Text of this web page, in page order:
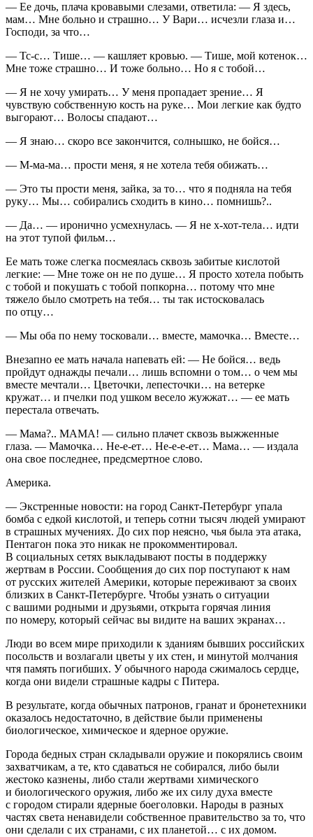
— Ее дочь, плача кровавыми слезами, ответила: — Я здесь,
мам… Мне больно и страшно… У Вари… исчезли глаза и…
Господи, за что…
— Тс-с… Тише… — кашляет кровью. — Тише, мой котенок…
Мне тоже страшно… И тоже больно… Но я с тобой…
— Я не хочу умирать… У меня пропадает зрение… Я
чувствую собственную кость на руке… Мои легкие как будто
выгорают… Волосы спадают…
— Я знаю… скоро все закончится, солнышко, не бойся…
— М-ма-ма… прости меня, я не хотела тебя обижать…
— Это ты прости меня, зайка, за то… что я подняла на тебя
руку… Мы… собирались сходить в кино… помнишь?..
— Да… — иронично усмехнулась. — Я не х-хот-тела… идти
на этот тупой фильм…
Ее мать тоже слегка посмеялась сквозь забитые кислотой
легкие: — Мне тоже он не по душе… Я просто хотела побыть
с тобой и покушать с тобой попкорна… потому что мне
тяжело было смотреть на тебя… ты так истосковалась
по отцу…
— Мы оба по нему тосковали… вместе, мамочка… Вместе…
Внезапно ее мать начала напевать ей: — Не бойся… ведь
пройдут однажды печали… лишь вспомни о том… о чем мы
вместе мечтали… Цветочки, лепесточки… на ветерке
кружат… и пчелки под ушком весело жужжат… — ее мать
перестала отвечать.
— Мама?.. МАМА! — сильно плачет сквозь выжженные
глаза. — Мамочка… Не-е-ет… Не-е-е-ет… Мама… — издала
она свое последнее, предсмертное слово.
Америка.
— Экстренные новости: на город Санкт-Петербург упала
бомба с едкой кислотой, и теперь сотни тысяч людей умирают
в страшных мучениях. До сих пор неясно, чья была эта атака,
Пентагон пока это никак не прокомментировал.
В социальных сетях выкладывают посты в поддержку
жертвам в России. Сообщения до сих пор поступают к нам
от русских жителей Америки, которые переживают за своих
близких в Санкт-Петербурге. Чтобы узнать о ситуации
с вашими родными и друзьями, открыта горячая линия
по номеру, который сейчас вы видите на ваших экранах…
Люди во всем мире приходили к зданиям бывших российских
посольств и возлагали цветы у их стен, и минутой молчания
чтя память погибших. У обычного народа сжималось сердце,
когда они видели страшные кадры с Питера.
В результате, когда обычных патронов, гранат и бронетехники
оказалось недостаточно, в действие были применены
биологическое, химическое и ядерное оружие.
Города бедных стран складывали оружие и покорялись своим
захватчикам, а те, кто сдаваться не собирался, либо были
жестоко казнены, либо стали жертвами химического
и биологического оружия, либо же их силу духа вместе
с городом стирали ядерные боеголовки. Народы в разных
частях света ненавидели собственное правительство за то, что
они сделали с их странами, с их планетой… с их домом.